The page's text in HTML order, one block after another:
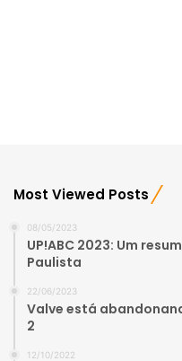
Most Viewed Posts
08/05/2023
UP!ABC 2023: Um
Paulista
22/06/2023
Valve está
2
12/10/2022